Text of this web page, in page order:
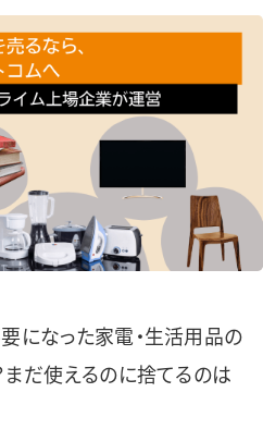
になった家電・生活用品の
まだ使えるのに捨てるのは